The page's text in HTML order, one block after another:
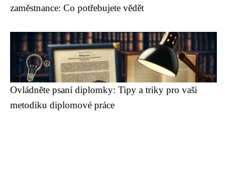
zaměstnance: Co potřebujete vědět
Ovládněte psaní diplomky: Tipy a triky pro vaši
metodiku diplomové práce